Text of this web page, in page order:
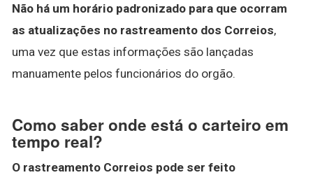
Não há um horário padronizado para que ocorram
as atualizações no rastreamento dos Correios,
uma vez que estas informações são lançadas
manuamente pelos funcionários do orgão.
Como saber onde está o carteiro em
tempo real?
O rastreamento Correios pode ser feito